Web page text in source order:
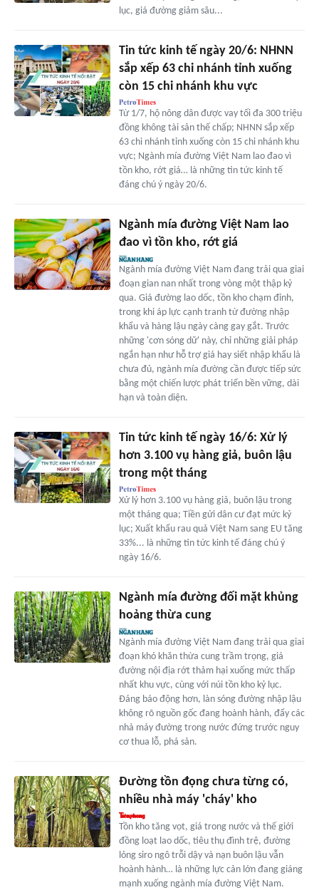
lục, giá đường giảm sâu...
Tin tức kinh tế ngày 20/6: NHNN
sắp xếp 63 chi nhánh tỉnh xuống
còn 15 chi nhánh khu vực
Từ 1/7, hộ nông dân được vay tối đa 300 triệu
đồng không tài sản thế chấp; NHNN sắp xếp
63 chi nhánh tỉnh xuống còn 15 chi nhánh khu
vực; Ngành mía đường Việt Nam lao đao vì
tồn kho, rớt giá… là những tin tức kinh tế
đáng chú ý ngày 20/6.
Ngành mía đường Việt Nam lao
đao vì tồn kho, rớt giá
Ngành mía đường Việt Nam đang trải qua giai
đoạn gian nan nhất trong vòng một thập kỷ
qua. Giá đường lao dốc, tồn kho chạm đỉnh,
trong khi áp lực cạnh tranh từ đường nhập
khẩu và hàng lậu ngày càng gay gắt. Trước
những 'cơn sóng dữ' này, chỉ những giải pháp
ngắn hạn như hỗ trợ giá hay siết nhập khẩu là
chưa đủ, ngành mía đường cần được tiếp sức
bằng một chiến lược phát triển bền vững, dài
hạn và toàn diện.
Tin tức kinh tế ngày 16/6: Xử lý
hơn 3.100 vụ hàng giả, buôn lậu
trong một tháng
Xử lý hơn 3.100 vụ hàng giả, buôn lậu trong
một tháng qua; Tiền gửi dân cư đạt mức kỷ
lục; Xuất khẩu rau quả Việt Nam sang EU tăng
33%... là những tin tức kinh tế đáng chú ý
ngày 16/6.
Ngành mía đường đối mặt khủng
hoảng thừa cung
Ngành mía đường Việt Nam đang trải qua giai
đoạn khó khăn thừa cung trầm trọng, giá
đường nội địa rớt thảm hại xuống mức thấp
nhất khu vực, cùng với núi tồn kho kỷ lục.
Đáng báo động hơn, làn sóng đường nhập lậu
không rõ nguồn gốc đang hoành hành, đẩy các
nhà máy đường trong nước đứng trước nguy
cơ thua lỗ, phá sản.
Đường tồn đọng chưa từng có,
nhiều nhà máy 'cháy' kho
Tồn kho tăng vọt, giá trong nước và thế giới
đồng loạt lao dốc, tiêu thụ đình trệ, đường
lỏng siro ngô trỗi dậy và nạn buôn lậu vẫn
hoành hành… là những lực cản lớn đang giáng
mạnh xuống ngành mía đường Việt Nam.